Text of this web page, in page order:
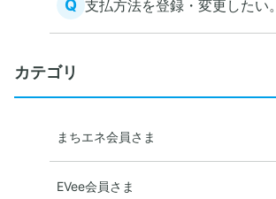
Q 支払方法を登録・変更したい。
カテゴリ
まちエネ会員さま
EVee会員さま